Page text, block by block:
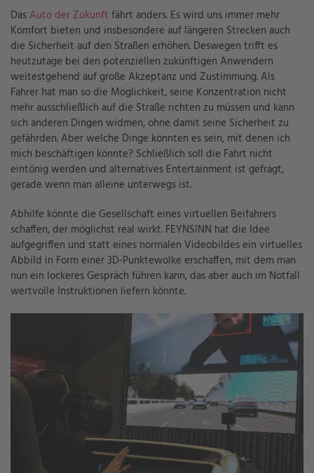
Das Auto der Zukunft fährt anders. Es wird uns immer mehr
Komfort bieten und insbesondere auf längeren Strecken auch
die Sicherheit auf den Straßen erhöhen. Deswegen trifft es
heutzutage bei den potenziellen zukünftigen Anwendern
weitestgehend auf große Akzeptanz und Zustimmung. Als
Fahrer hat man so die Möglichkeit, seine Konzentration nicht
mehr ausschließlich auf die Straße richten zu müssen und kann
sich anderen Dingen widmen, ohne damit seine Sicherheit zu
gefährden. Aber welche Dinge könnten es sein, mit denen ich
mich beschäftigen könnte? Schließlich soll die Fahrt nicht
eintönig werden und alternatives Entertainment ist gefragt,
gerade wenn man alleine unterwegs ist.
Abhilfe könnte die Gesellschaft eines virtuellen Beifahrers
schaffen, der möglichst real wirkt. FEYNSINN hat die Idee
aufgegriffen und statt eines normalen Videobildes ein virtuelles
Abbild in Form einer 3D-Punktewolke erschaffen, mit dem man
nun ein lockeres Gespräch führen kann, das aber auch im Notfall
wertvolle Instruktionen liefern könnte.